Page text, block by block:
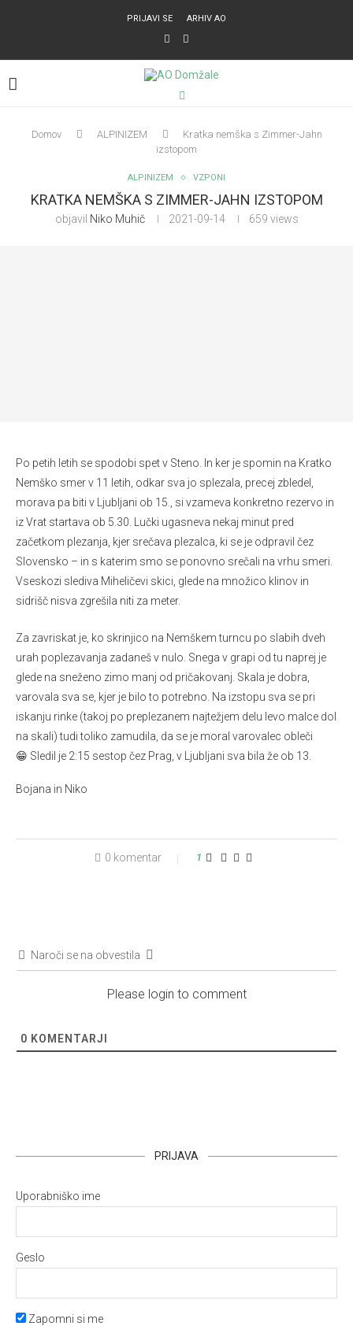
PRIJAVI SE ARHIV AO
Domov ALPINIZEM
Kratka nemška s Zimmer-Jahn
izstopom
ALPINIZEM VZPONI
KRATKA NEMŠKA S ZIMMER-JAHN IZSTOPOM
objavil Niko Muhič 2021-09-14 659 views
Po petih letih se spodobi spet v Steno. In ker je spomin na Kratko
Nemško smer v 11 letih, odkar sva jo splezala, precej zbledel,
morava pa biti v Ljubljani ob 15., si vzameva konkretno rezervo in
iz Vrat startava ob 5.30. Lučki ugasneva nekaj minut pred
začetkom plezanja, kjer srečava plezalca, ki se je odpravil čez
Slovensko – in s katerim smo se ponovno srečali na vrhu smeri.
Vseskozi slediva Miheličevi skici, glede na množico klinov in
sidrišč nisva zgrešila niti za meter.
Za zavriskat je, ko skrinjico na Nemškem turncu po slabih dveh
urah poplezavanja zadaneš v nulo. Snega v grapi od tu naprej je
glede na sneženo zimo manj od pričakovanj. Skala je dobra,
varovala sva se, kjer je bilo to potrebno. Na izstopu sva se pri
iskanju rinke (takoj po preplezanem najtežjem delu levo malce dol
na skali) tudi toliko zamudila, da se je moral varovalec obleči
😁 Sledil je 2:15 sestop čez Prag, v Ljubljani sva bila že ob 13.
Bojana in Niko
0 komentar 1
Naroči se na obvestila
Please login to comment
0 KOMENTARJI
PRIJAVA
Uporabniško ime
Geslo
Zapomni si me